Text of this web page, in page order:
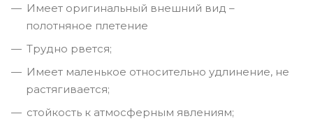
Имеет оригинальный внешний вид –
полотняное плетение
Трудно рвется;
Имеет маленькое относительно удлинение, не
растягивается;
стойкость к атмосферным явлениям;